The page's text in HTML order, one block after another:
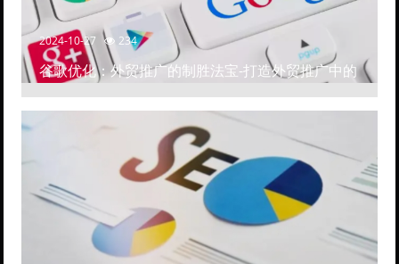
2024-10-27 234
谷歌优化：外贸推广的制胜法宝-打造外贸推广中的
高排名网站